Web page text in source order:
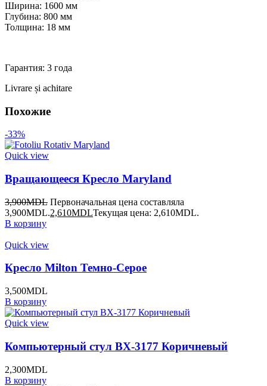
Ширина: 1600 мм
Глубина: 800 мм
Толщина: 18 мм
Гарантия: 3 года
Livrare și achitare
Похожие
-33%
Quick view
Вращающееся Кресло Maryland
3,900MDL Первоначальная цена составляла
3,900MDL.2,610MDLТекущая цена: 2,610MDL.
В корзину
Quick view
Кресло Milton Темно-Серое
3,500MDL
В корзину
Quick view
Компьютерный стул BX-3177 Коричневый
2,300MDL
В корзину